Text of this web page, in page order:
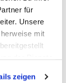
für
Unsere
mit
zeigen
LAN, SoC